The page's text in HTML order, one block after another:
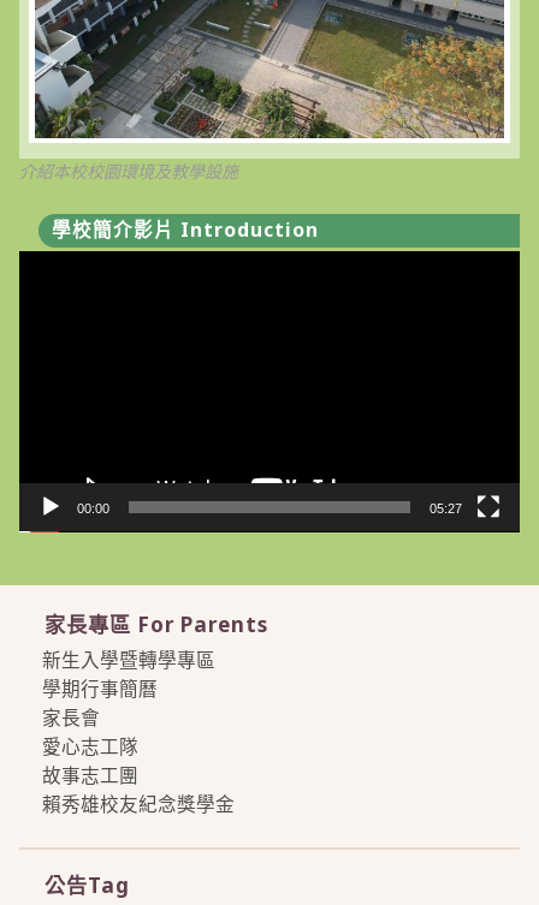
介紹本校校園環境及教學設施
學校簡介影片 Introduction
00:00 05:27
家長專區 For Parents
新生入學暨轉學專區
學期行事簡曆
家長會
愛心志工隊
故事志工團
賴秀雄校友紀念獎學金
公告Tag